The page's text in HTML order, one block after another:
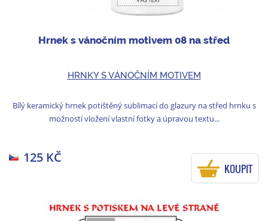
Hrnek s vánočním motivem 08 na střed
HRNKY S VÁNOČNÍM MOTIVEM
Bílý keramický hrnek potištěný sublimací do glazury na střed hrnku s
možností vložení vlastní fotky a úpravou textu...
125 KČ
KOUPIT